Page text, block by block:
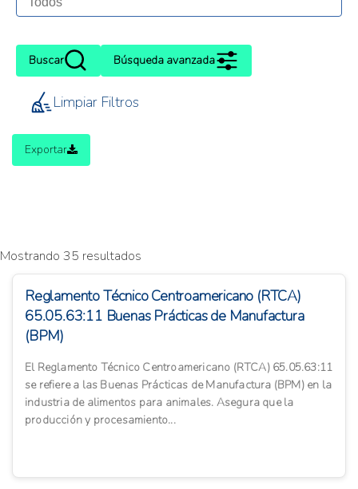
Buscar Búsqueda avanzada
Limpiar Filtros
Exportar
Mostrando 35 resultados
Reglamento Técnico Centroamericano (RTCA)
65.05.63:11 Buenas Prácticas de Manufactura
(BPM)
El Reglamento Técnico Centroamericano (RTCA) 65.05.63:11
se refiere a las Buenas Prácticas de Manufactura (BPM) en la
industria de alimentos para animales. Asegura que la
producción y procesamiento...